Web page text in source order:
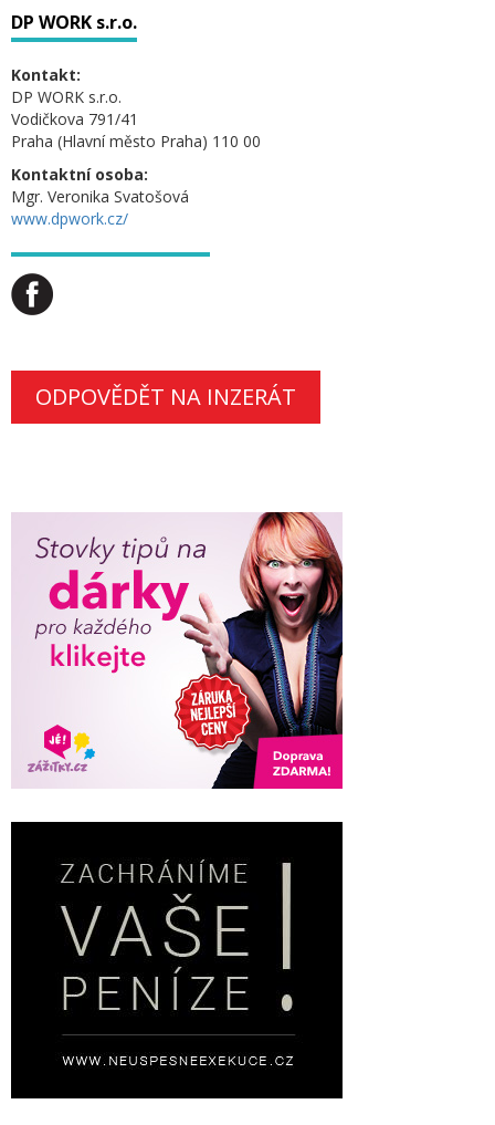
DP WORK s.r.o.
Kontakt:
DP WORK s.r.o.
Vodičkova 791/41
Praha (Hlavní město Praha) 110 00
Kontaktní osoba:
Mgr. Veronika Svatošová
www.dpwork.cz/
ODPOVĚDĚT NA INZERÁT